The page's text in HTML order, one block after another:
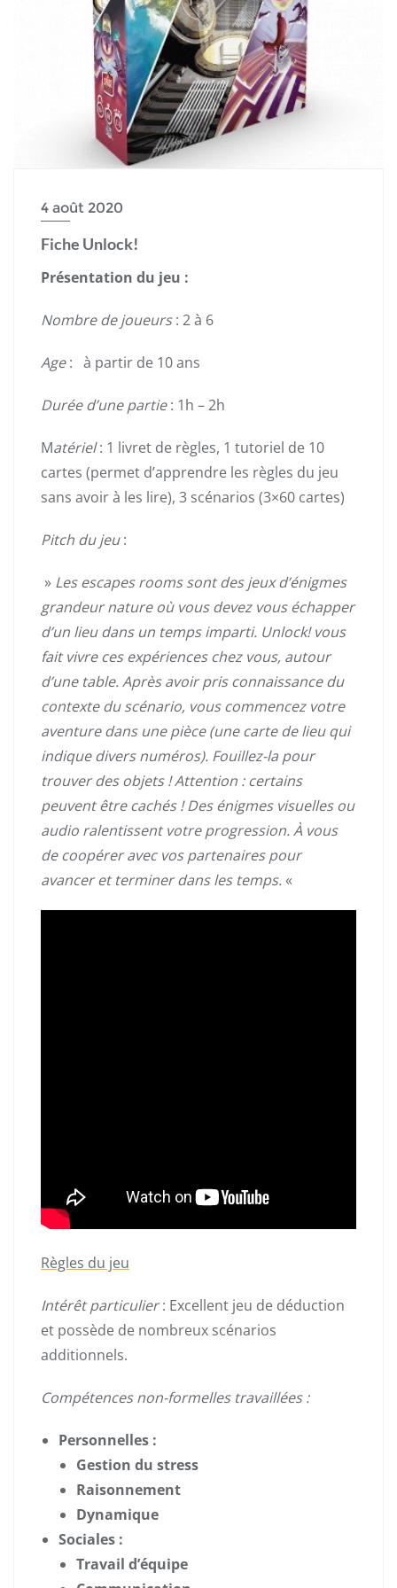
4 août 2020
Fiche Unlock!
Présentation du jeu :
Nombre de joueurs: 2 à 6
Age: à partir de 10 ans
Durée d’une partie: 1h – 2h
Matériel: 1 livret de règles, 1 tutoriel de 10
cartes (permet d’apprendre les règles du jeu
sans avoir à les lire), 3 scénarios (3×60 cartes)
Pitch du jeu:
» Les escapes rooms sont des jeux d’énigmes
grandeur nature où vous devez vous échapper
d’un lieu dans un temps imparti. Unlock! vous
fait vivre ces expériences chez vous, autour
d’une table. Après avoir pris connaissance du
contexte du scénario, vous commencez votre
aventure dans une pièce (une carte de lieu qui
indique divers numéros). Fouillez-la pour
trouver des objets ! Attention : certains
peuvent être cachés ! Des énigmes visuelles ou
audio ralentissent votre progression. À vous
de coopérer avec vos partenaires pour
avancer et terminer dans les temps. «
Règles du jeu
Intérêt particulier: Excellent jeu de déduction
et possède de nombreux scénarios
additionnels.
Compétences non-formelles travaillées :
Personnelles :
Gestion du stress
Raisonnement
Dynamique
Sociales :
Travail d’équipe